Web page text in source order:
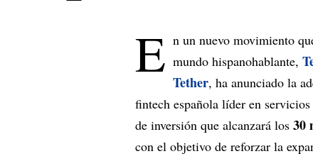
E n un nuevo movimiento
mundo hispanohablante,
Tether, ha anunciado la
fintech española líder en
de inversión que alcanzará los 30
con el objetivo de reforzar la